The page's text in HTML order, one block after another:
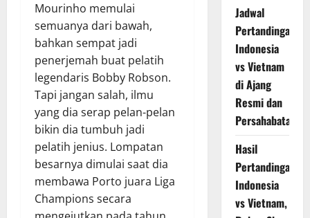
Mourinho memulai
semuanya dari bawah,
bahkan sempat jadi
penerjemah buat pelatih
legendaris Bobby Robson.
Tapi jangan salah, ilmu
yang dia serap pelan-pelan
bikin dia tumbuh jadi
pelatih jenius. Lompatan
besarnya dimulai saat dia
membawa Porto juara Liga
Champions secara
Jadwal
Pertandingan
Indonesia
vs Vietnam
di Ajang
Resmi dan
Persahabatan
Hasil
Pertandingan
Indonesia
vs Vietnam,